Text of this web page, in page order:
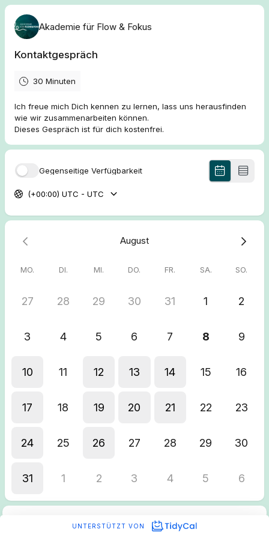
Akademie für Flow & Fokus
Kontaktgespräch
30 Minuten
Ich freue mich Dich kennen zu lernen, lass uns herausfinden
wie wir zusammenarbeiten können.
Dieses Gespräch ist für dich kostenfrei.
Gegenseitige Verfügbarkeit
(+00:00) UTC - UTC
August
MO. DI. MI. DO. FR. SA. SO.
27 28 29 30 31 1 2
3 4 5 6 7 8 9
10 11 12 13 14 15 16
17 18 19 20 21 22 23
24 25 26 27 28 29 30
31 1 2 3 4 5 6
UNTERSTÜTZT VON